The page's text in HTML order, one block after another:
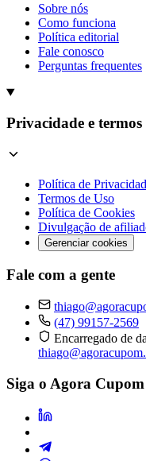
Sobre nós
Como funciona
Política editorial
Fale conosco
Perguntas frequentes
Privacidade e termos
Política de
Termos de Uso
Política de Cookies
Divulgação de
Gerenciar cookies
Fale com a gente
(47) 99157-2569
Encarregado de
Siga o Agora Cupom